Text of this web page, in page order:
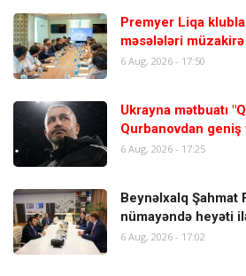
Premyer Liqa
məsələləri
6 Aug, 2026 - 17:50
Ukrayna mətbuatı
Qurbanovdan geniş
6 Aug, 2026 - 17:25
Beynəlxalq Şahmat
nümayəndə heyəti
6 Aug, 2026 - 17:02